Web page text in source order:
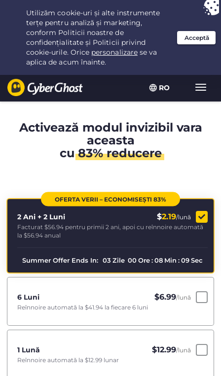
RO
Ai ales:Cea mai bună ofertăpentru 2.1666666666667ani la $
Activează modul invizibil vara
aceasta
cu83% reducere
OFERTA VERII – ECONOMISEȘTI 83%
2 Ani + 2 Luni $2.19/lună
Facturat $56.94 pentru primii 2 ani, apoi cu reînnoire automată
la $56.94 anual
Summer Offer Ends In: 03 Zile 00Ore:08 Min :08Sec
6 Luni $6.99/lună
Reînnoire automată la $41.94 la fiecare 6 luni
1 Lună $12.99/lună
Reînnoire automată la $12.99 lunar